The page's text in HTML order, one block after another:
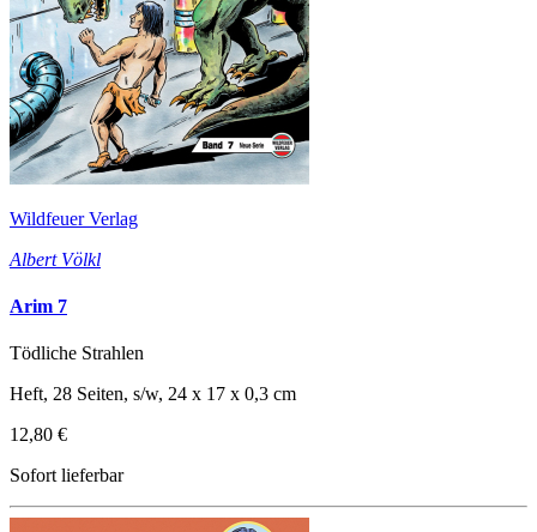
Wildfeuer Verlag
Albert Völkl
Arim 7
Tödliche Strahlen
Heft, 28 Seiten, s/w, 24 x 17 x 0,3 cm
12,80 €
Sofort lieferbar